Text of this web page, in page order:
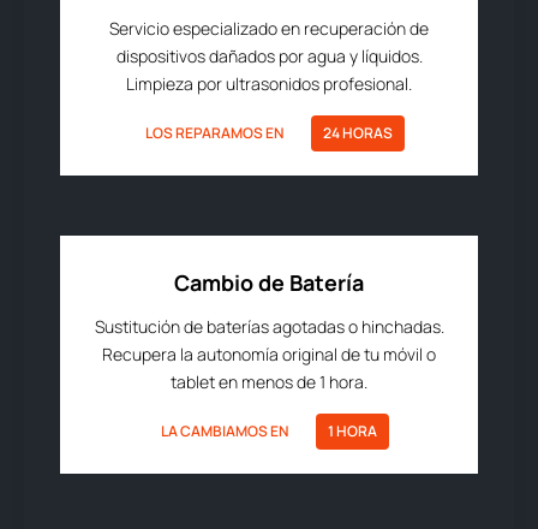
Servicio especializado en recuperación de
dispositivos dañados por agua y líquidos.
Limpieza por ultrasonidos profesional.
LOS REPARAMOS EN 24 HORAS
Cambio de Batería
Sustitución de baterías agotadas o hinchadas.
Recupera la autonomía original de tu móvil o
tablet en menos de 1 hora.
LA CAMBIAMOS EN 1 HORA